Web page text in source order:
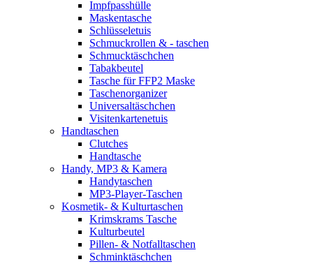
Impfpasshülle
Maskentasche
Schlüsseletuis
Schmuckrollen & - taschen
Schmucktäschchen
Tabakbeutel
Tasche für FFP2 Maske
Taschenorganizer
Universaltäschchen
Visitenkartenetuis
Handtaschen
Clutches
Handtasche
Handy, MP3 & Kamera
Handytaschen
MP3-Player-Taschen
Kosmetik- & Kulturtaschen
Krimskrams Tasche
Kulturbeutel
Pillen- & Notfalltaschen
Schminktäschchen